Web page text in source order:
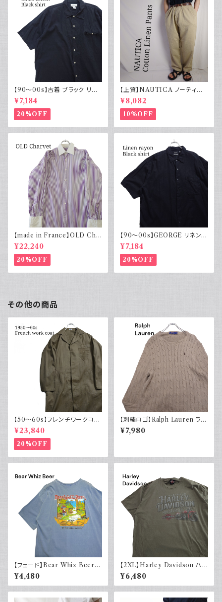
【90～00s】古着 ブラック リネ
ンコットンシャツ 黒 ボックスシ
ルエット
¥7,184
20%OFF
【上質】NAUTICA ノーティカ
コットンリネンパンツ ツータック
¥8,082
10%OFF
【made in France】OLD Cha
rvet ストライプ 切り替え 紫
¥22,240
20%OFF
【90～00s】GEORGE リネンレ
ーヨンシャツ 黒 ボックスシルエ
ット XL
¥7,184
20%OFF
その他の商品
【50～60s】フレンチワークコー
ト ショップコート フレンチヴィン
テージ
¥23,840
20%OFF
【刺繍ロゴ】Ralph Lauren ラル
フローレン ケーブル編みニット
ベージュ
¥7,980
【フェード】Bear Whiz Beer
プリントTシャツ 両面プリント バ
ックプリント 古着 XL COMFO
RT COLORS コンフォートカラ
¥4,480
【2XL】Harley Davidson ハ
ーレーダビッドソン プリントTシ
ャツ 古着 カーキグリーン
¥6,480